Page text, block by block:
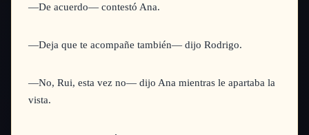
—De acuerdo— contestó Ana.
—Deja que te acompañe también— dijo Rodrigo.
—No, Rui, esta vez no— dijo Ana mientras le apartaba la
vista.